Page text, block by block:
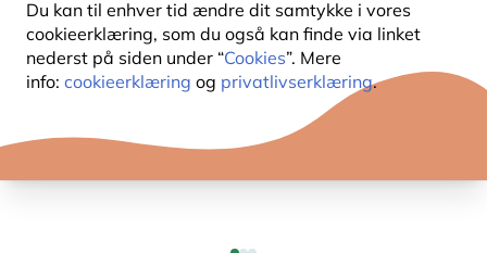
Du kan til enhver tid ændre dit samtykke i vores
cookieerklæring, som du også kan finde via linket
nederst på siden under “Cookies”. Mere
info: cookieerklæring og privatlivserklæring.